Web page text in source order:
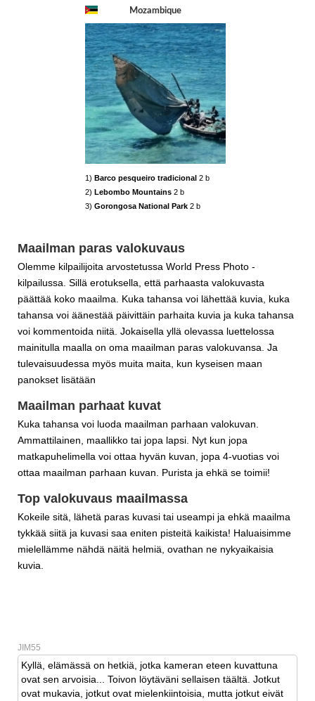
Mozambique
1) Barco pesqueiro tradicional 2 b
2) Lebombo Mountains 2 b
3) Gorongosa National Park 2 b
Maailman paras valokuvaus
Olemme kilpailijoita arvostetussa World Press Photo -
kilpailussa. Sillä erotuksella, että parhaasta valokuvasta
päättää koko maailma. Kuka tahansa voi lähettää kuvia, kuka
tahansa voi äänestää päivittäin parhaita kuvia ja kuka tahansa
voi kommentoida niitä. Jokaisella yllä olevassa luettelossa
mainitulla maalla on oma maailman paras valokuvansa. Ja
tulevaisuudessa myös muita maita, kun kyseisen maan
panokset lisätään
Maailman parhaat kuvat
Kuka tahansa voi luoda maailman parhaan valokuvan.
Ammattilainen, maallikko tai jopa lapsi. Nyt kun jopa
matkapuhelimella voi ottaa hyvän kuvan, jopa 4-vuotias voi
ottaa maailman parhaan kuvan. Purista ja ehkä se toimii!
Top valokuvaus maailmassa
Kokeile sitä, lähetä paras kuvasi tai useampi ja ehkä maailma
tykkää siitä ja kuvasi saa eniten pisteitä kaikista! Haluaisimme
mielellämme nähdä näitä helmiä, ovathan ne nykyaikaisia
kuvia.
JIM55
Kyllä, elämässä on hetkiä, jotka kameran eteen kuvattuna
ovat sen arvoisia... Toivon löytäväni sellaisen täältä. Jotkut
ovat mukavia, jotkut ovat mielenkiintoisia, mutta jotkut eivät